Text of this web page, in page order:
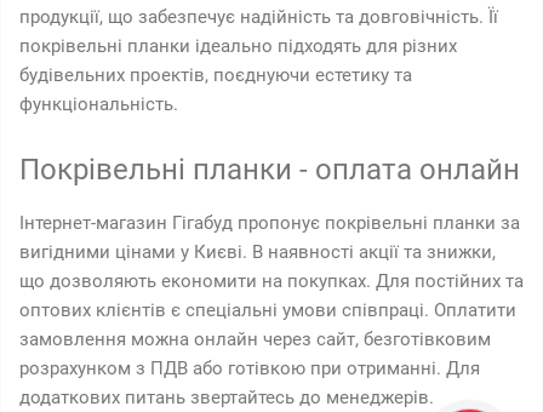
продукції, що забезпечує надійність та довговічність. Її
покрівельні планки ідеально підходять для різних
будівельних проектів, поєднуючи естетику та
функціональність.
Покрівельні планки - оплата онлайн
Інтернет-магазин Гігабуд пропонує покрівельні планки за
вигідними цінами у Києві. В наявності акції та знижки,
що дозволяють економити на покупках. Для постійних та
оптових клієнтів є спеціальні умови співпраці. Оплатити
замовлення можна онлайн через сайт, безготівковим
розрахунком з ПДВ або готівкою при отриманні. Для
додаткових питань звертайтесь до менеджерів.